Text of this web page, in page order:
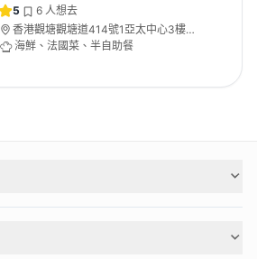
5 6 人想去
香港觀塘觀塘道414號1亞太中心3樓
302號舖
海鮮、法國菜、半自助餐